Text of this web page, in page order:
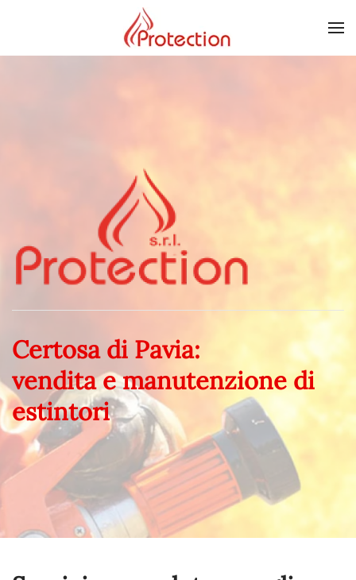
Skip to main content
Certosa di Pavia:
vendita e manutenzione di
estintori